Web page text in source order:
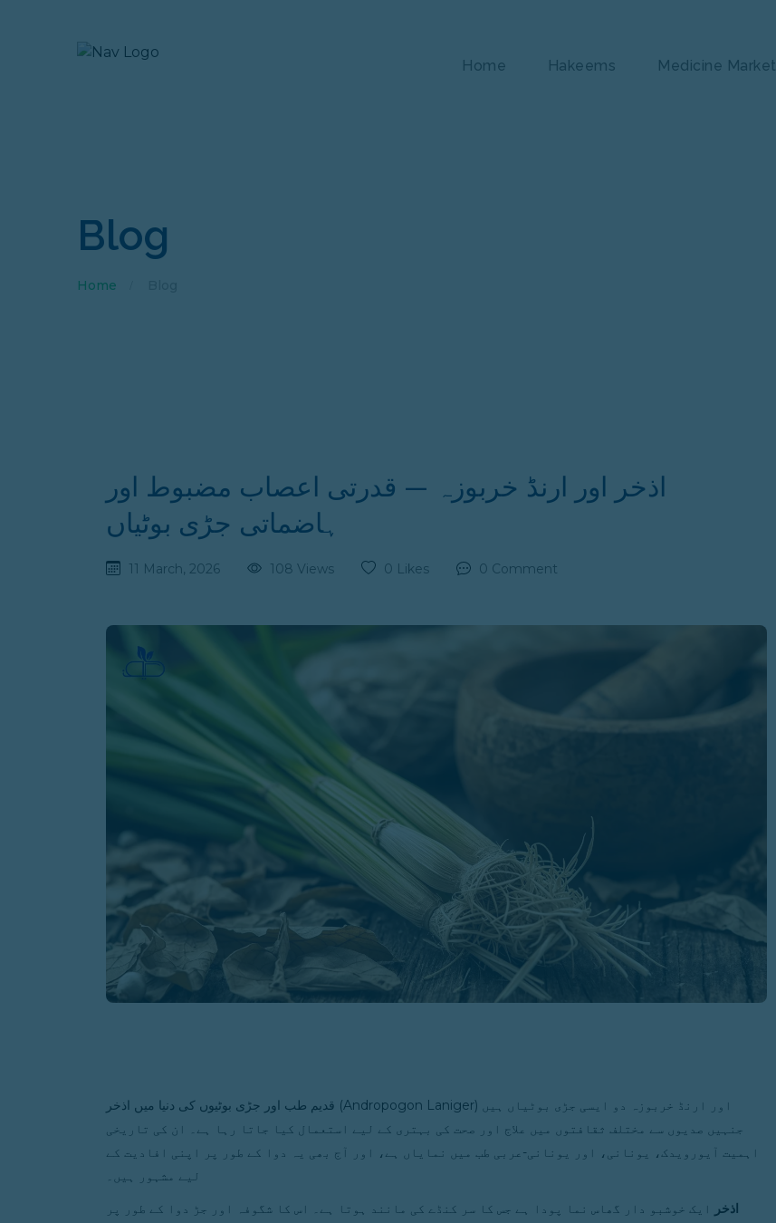
Home Hakeems Medicine Market
Blog
Home
اذخر اور ارنڈ خربوزہ — قدرتی اعصاب مضبوط اور
ہاضماتی جڑی بوٹیاں
11 March, 2026 108 Views 0 Likes 0 Comment
قدیم طب اور جڑی بوٹیوں کی دنیا میں اذخر (Andropogon Laniger) اور ارنڈ خربوزہ دو ایسی جڑی بوٹیاں ہیں
جنہیں صدیوں سے مختلف ثقافتوں میں علاج اور صحت کی بہتری کے لیے استعمال کیا جاتا رہا ہے۔ ان کی تاریخی
اہمیت آیورویدک، یونانی، اور یونانی-عربی طب میں نمایاں ہے، اور آج بھی یہ دوا کے طور پر اپنی افادیت کے
لیے مشہور ہیں۔
اذخر
ایک خوشبو دار گھاس نما پودا ہے جس کا سر کنڈے کی مانند ہوتا ہے۔ اس کا شگوفہ اور جڑ دوا کے طور پر